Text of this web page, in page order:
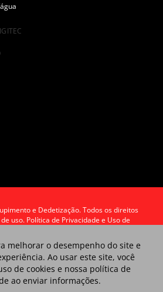
e Dedetização. Todos os direitos
uso. Política de Privacidade e Uso de
receber a nossa ligação?
melhorar o desempenho do site e
Ao usar este site, você
de cookies e nossa política de
ao enviar informações.